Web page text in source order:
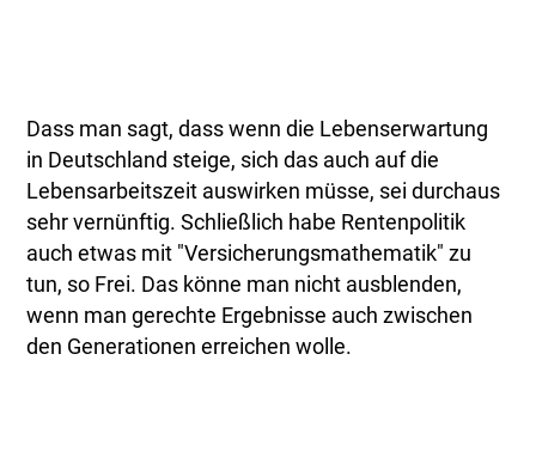
Dass man sagt, dass wenn die Lebenserwartung
in Deutschland steige, sich das auch auf die
Lebensarbeitszeit auswirken müsse, sei durchaus
sehr vernünftig. Schließlich habe Rentenpolitik
auch etwas mit "Versicherungsmathematik" zu
tun, so Frei. Das könne man nicht ausblenden,
wenn man gerechte Ergebnisse auch zwischen
den Generationen erreichen wolle.